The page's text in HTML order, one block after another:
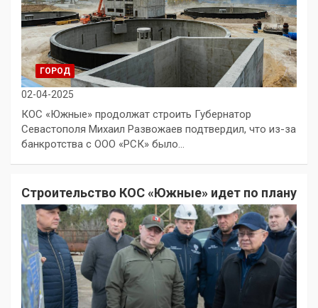
ГОРОД
02-04-2025
КОС «Южные» продолжат строить Губернатор
Севастополя Михаил Развожаев подтвердил, что из-за
банкротства с ООО «РСК» было…
Строительство КОС «Южные» идет по плану